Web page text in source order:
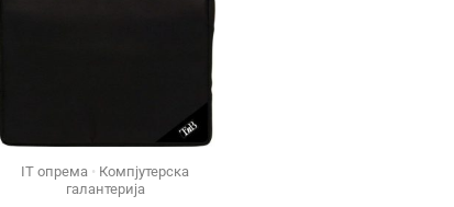
IT опрема • Компјутерска
галантерија